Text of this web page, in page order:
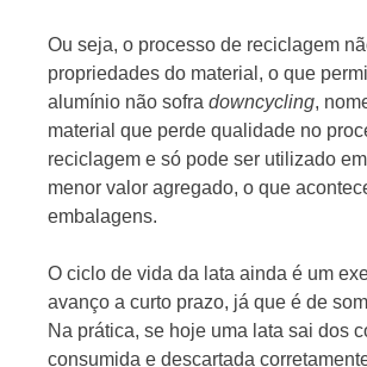
Ou seja, o processo de reciclagem
propriedades do material, o que
alumínio não sofra downcycling,
material que perde qualidade no
reciclagem e só pode ser utilizado
menor valor agregado, o que
embalagens.
O ciclo de vida da lata ainda é um
avanço a curto prazo, já que é de
Na prática, se hoje uma lata sai dos
consumida e descartada